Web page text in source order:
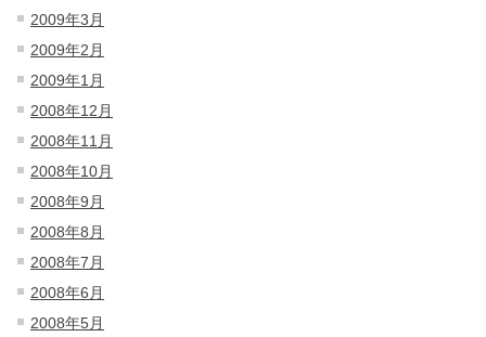
2009年3月
2009年2月
2009年1月
2008年12月
2008年11月
2008年10月
2008年9月
2008年8月
2008年7月
2008年6月
2008年5月